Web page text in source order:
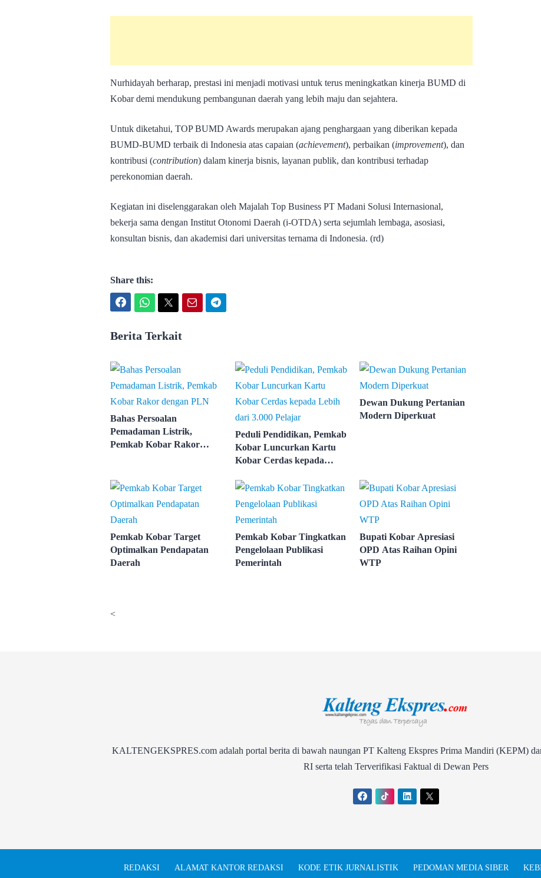
Nurhidayah berharap, prestasi ini menjadi motivasi untuk terus meningkatkan kinerja BUMD di
Kobar demi mendukung pembangunan daerah yang lebih maju dan sejahtera.
Untuk diketahui, TOP BUMD Awards merupakan ajang penghargaan yang diberikan kepada
BUMD-BUMD terbaik di Indonesia atas capaian (achievement), perbaikan (improvement), dan
kontribusi (contribution) dalam kinerja bisnis, layanan publik, dan kontribusi terhadap
perekonomian daerah.
Kegiatan ini diselenggarakan oleh Majalah Top Business PT Madani Solusi Internasional,
bekerja sama dengan Institut Otonomi Daerah (i-OTDA) serta sejumlah lembaga, asosiasi,
konsultan bisnis, dan akademisi dari universitas ternama di Indonesia. (rd)
Share this:
Berita Terkait
Bahas Persoalan
Pemadaman Listrik,
Pemkab Kobar Rakor
Peduli Pendidikan, Pemkab
Kobar Luncurkan Kartu
Kobar Cerdas kepada
Dewan Dukung Pertanian
Modern Diperkuat
Pemkab Kobar Target
Optimalkan Pendapatan
Daerah
Pemkab Kobar Tingkatkan
Pengelolaan Publikasi
Pemerintah
Bupati Kobar Apresiasi
OPD Atas Raihan Opini
WTP
<
KALTENGEKSPRES.com adalah portal berita di bawah naungan PT Kalteng Ekspres Prima Mandiri (KEPM)
RI serta telah Terverifikasi Faktual di Dewan Pers
REDAKSI ALAMAT KANTOR REDAKSI KODE ETIK JURNALISTIK PEDOMAN MEDIA SIBER